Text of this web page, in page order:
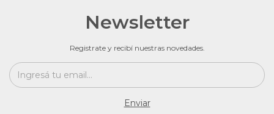
Newsletter
Registrate y recibí nuestras novedades.